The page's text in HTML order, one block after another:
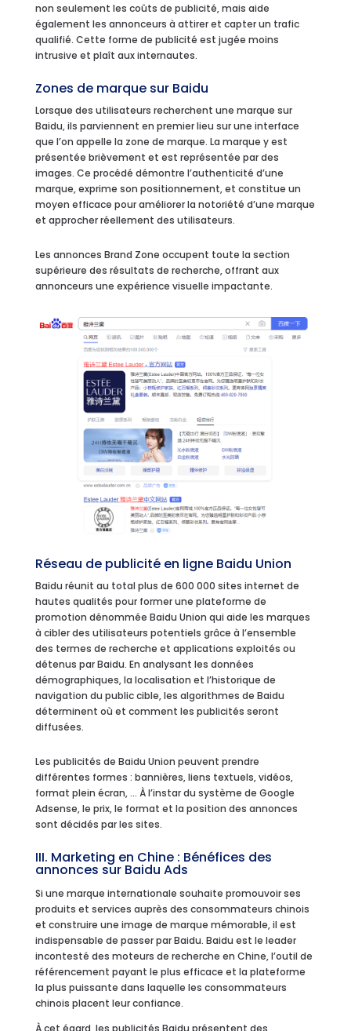
non seulement les coûts de publicité, mais aide
également les annonceurs à attirer et capter un trafic
qualifié. Cette forme de publicité est jugée moins
intrusive et plaît aux internautes.
Zones de marque sur Baidu
Lorsque des utilisateurs recherchent une marque sur
Baidu, ils parviennent en premier lieu sur une interface
que l’on appelle la zone de marque. La marque y est
présentée brièvement et est représentée par des
images. Ce procédé démontre l’authenticité d’une
marque, exprime son positionnement, et constitue un
moyen efficace pour améliorer la notoriété d’une marque
et approcher réellement des utilisateurs.
Les annonces Brand Zone occupent toute la section
supérieure des résultats de recherche, offrant aux
annonceurs une expérience visuelle impactante.
Réseau de publicité en ligne Baidu Union
Baidu réunit au total plus de 600 000 sites internet de
hautes qualités pour former une plateforme de
promotion dénommée Baidu Union qui aide les marques
à cibler des utilisateurs potentiels grâce à l’ensemble
des termes de recherche et applications exploités ou
détenus par Baidu. En analysant les données
démographiques, la localisation et l’historique de
navigation du public cible, les algorithmes de Baidu
déterminent où et comment les publicités seront
diffusées.
Les publicités de Baidu Union peuvent prendre
différentes formes : bannières, liens textuels, vidéos,
format plein écran, … À l’instar du système de Google
Adsense, le prix, le format et la position des annonces
sont décidés par les sites.
III. Marketing en Chine : Bénéfices des
annonces sur Baidu Ads
Si une marque internationale souhaite promouvoir ses
produits et services auprès des consommateurs chinois
et construire une image de marque mémorable, il est
indispensable de passer par Baidu. Baidu est le leader
incontesté des moteurs de recherche en Chine, l’outil de
référencement payant le plus efficace et la plateforme
la plus puissante dans laquelle les consommateurs
chinois placent leur confiance.
À cet égard, les publicités Baidu présentent des